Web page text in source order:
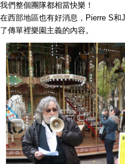
我們整個團隊都相當快樂！
在西部地區也有好消息，Pierre S
了傳單裡樂園主義的內容。